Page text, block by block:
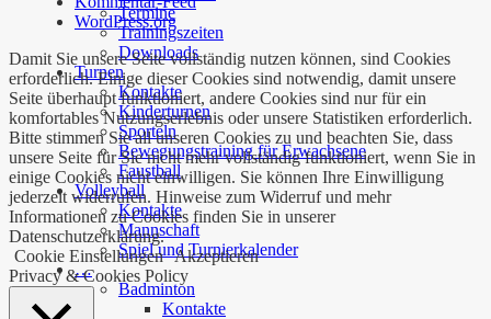
Termine
Trainingszeiten
Downloads
Turnen
Kontakte
Kinderturnen
Sporteln
Bewegungstraining für Erwachsene
Faustball
Volleyball
Kontakte
Mannschaft
Spiel und Turnierkalender
…
Badminton
Kontakte
WordPress.org
Damit Sie unsere Seite vollständig nutzen können, sind Cookies
erforderlich. Einige dieser Cookies sind notwendig, damit unsere
Seite überhaupt funktioniert, andere Cookies sind nur für ein
komfortables Nutzungserlebnis oder unsere Statistiken erforderlich.
Bitte stimmen Sie all unseren Cookies zu und beachten Sie, dass
unsere Seite für Sie nicht mehr vollständig funktioniert, wenn Sie in
einige Cookies nicht einwilligen. Sie können Ihre Einwilligung
jederzeit widerrufen. Hinweise zum Widerruf und mehr
Informationen zu Cookies finden Sie in unserer
Datenschutzerklärung.
Cookie Einstellungen Akzeptieren
Privacy & Cookies Policy